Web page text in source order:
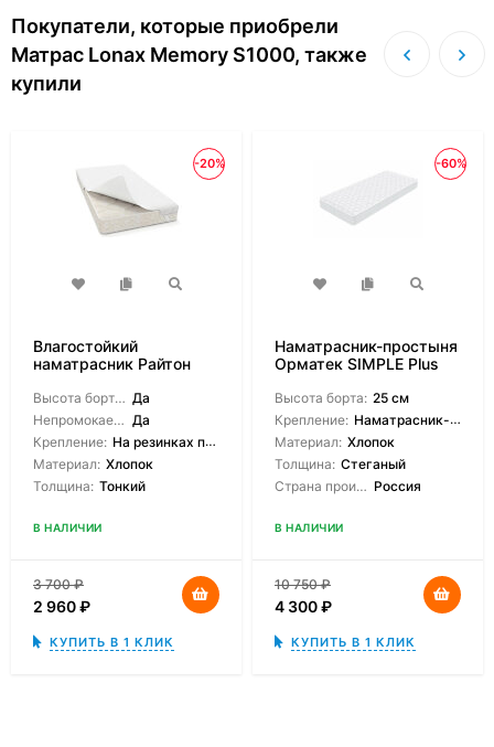
Покупатели, которые приобрели
Матрас Lonax Memory S1000, также
купили
-20%
Влагостойкий
наматрасник Райтон
Высота борта на выбор: Да
Непромокаемый: Да
Крепление: На резинках по углам
Материал: Хлопок
Толщина: Тонкий
В НАЛИЧИИ
3 700₽
2 960₽
КУПИТЬ В 1 КЛИК
-60%
Наматрасник-простыня
Орматек SIMPLE Plus
Высота борта: 25 см
Крепление: Наматрасник-чехол
Материал: Хлопок
Толщина: Стеганый
Страна производитель: Россия
В НАЛИЧИИ
10 750₽
4 300₽
КУПИТЬ В 1 КЛИК